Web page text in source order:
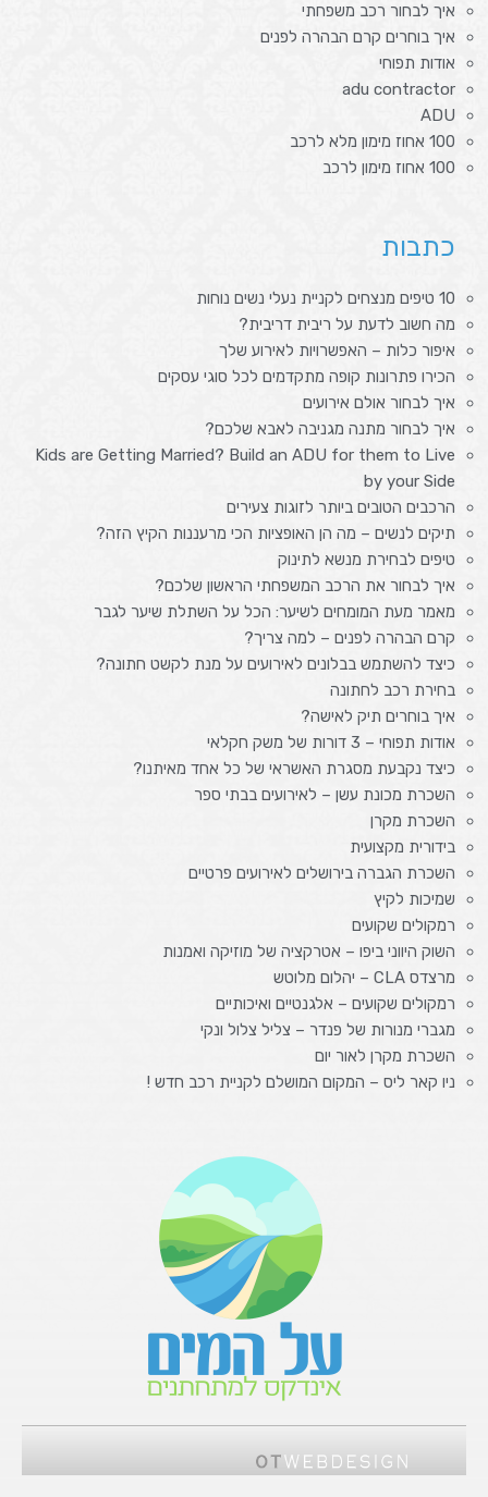
איך לבחור רכב משפחתי
איך בוחרים קרם הבהרה לפנים
אודות תפוחי
adu contractor
ADU
100 אחוז מימון מלא לרכב
100 אחוז מימון לרכב
כתבות
10 טיפים מנצחים לקניית נעלי נשים נוחות
מה חשוב לדעת על ריבית דריבית?
איפור כלות – האפשרויות לאירוע שלך
הכירו פתרונות קופה מתקדמים לכל סוגי עסקים
איך לבחור אולם אירועים
איך לבחור מתנה מגניבה לאבא שלכם?
Kids are Getting Married? Build an ADU for them to Live
by your Side
הרכבים הטובים ביותר לזוגות צעירים
תיקים לנשים – מה הן האופציות הכי מרעננות הקיץ הזה?
טיפים לבחירת מנשא לתינוק
איך לבחור את הרכב המשפחתי הראשון שלכם?
מאמר מעת המומחים לשיער: הכל על השתלת שיער לגבר
קרם הבהרה לפנים – למה צריך?
כיצד להשתמש בבלונים לאירועים על מנת לקשט חתונה?
בחירת רכב לחתונה
איך בוחרים תיק לאישה?
אודות תפוחי – 3 דורות של משק חקלאי
כיצד נקבעת מסגרת האשראי של כל אחד מאיתנו?
השכרת מכונת עשן – לאירועים בבתי ספר
השכרת מקרן
בידורית מקצועית
השכרת הגברה בירושלים לאירועים פרטיים
שמיכות לקיץ
רמקולים שקועים
השוק היווני ביפו – אטרקציה של מוזיקה ואמנות
מרצדס CLA – יהלום מלוטש
רמקולים שקועים – אלגנטיים ואיכותיים
מגברי מנורות של פנדר – צליל צלול ונקי
השכרת מקרן לאור יום
ניו קאר ליס – המקום המושלם לקניית רכב חדש !